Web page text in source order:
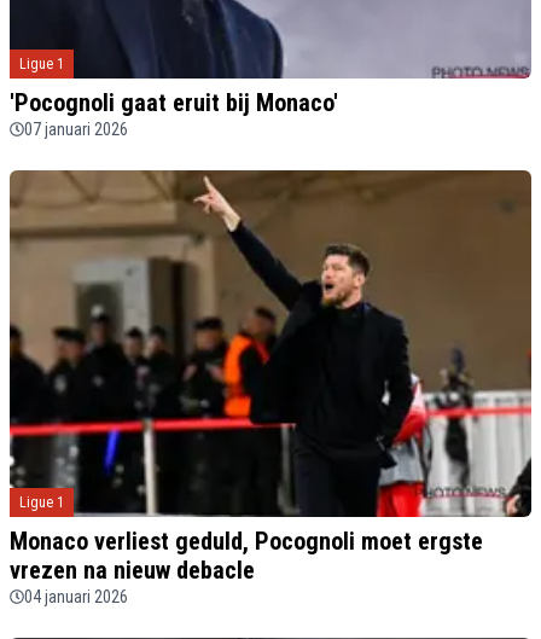
Ligue 1
'Pocognoli gaat eruit bij Monaco'
07 januari 2026
Ligue 1
Monaco verliest geduld, Pocognoli moet ergste
vrezen na nieuw debacle
04 januari 2026